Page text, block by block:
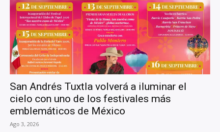
San Andrés Tuxtla volverá a iluminar el
cielo con uno de los festivales más
emblemáticos de México
Ago 3, 2026